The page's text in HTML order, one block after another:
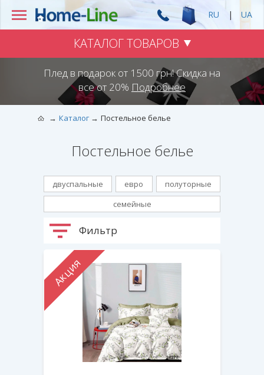
RU | UA
КАТАЛОГ ТОВАРОВ
Плед в подарок от 1500 грн! Скидка на
все от 20% Подробнее
Каталог Постельное белье
Постельное белье
двуспальные евро
полуторные
семейные
Фильтр
Акция